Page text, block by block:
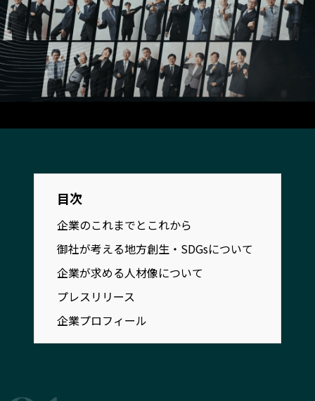
山口エリア
徳島エリア
香川エリア
愛媛エリア
高知エリア
福岡エリア
佐賀エリア
長崎エリア
熊本エリア
大分エリア
カテゴリから探す
特集コンテンツ
地域を代表する 企業100選
プレスリリース
行政連携記事
MILCプロジェクト
選出企業特別対談
Localist
イベント
目次
企業のこれまでとこれから
御社が考える地方創生・SDGsについて
企業が求める人材像について
プレスリリース
企業プロフィール